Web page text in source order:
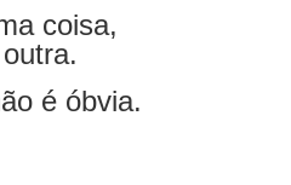
coisa,
é óbvia.